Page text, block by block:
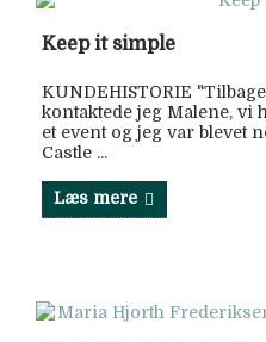
Keep it simple
KUNDEHISTORIE
kontaktede jeg Malene, vi
et event og jeg var blevet
Castle ...
Læs mere